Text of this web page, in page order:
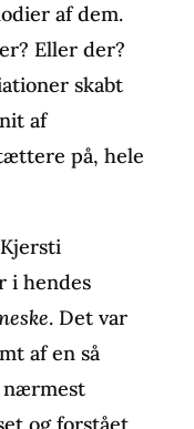
af dem.
Eller der?
skabt
af
på, hele
i hendes
. Det var
af en så
nærmest